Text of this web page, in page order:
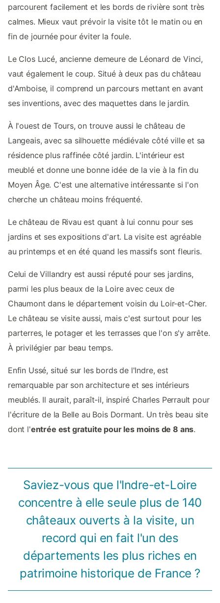
parcourent facilement et les bords de rivière sont très
calmes. Mieux vaut prévoir la visite tôt le matin ou en
fin de journée pour éviter la foule.
Le Clos Lucé, ancienne demeure de Léonard de Vinci,
vaut également le coup. Situé à deux pas du château
d'Amboise, il comprend un parcours mettant en avant
ses inventions, avec des maquettes dans le jardin.
À l'ouest de Tours, on trouve aussi le château de
Langeais, avec sa silhouette médiévale côté ville et sa
résidence plus raffinée côté jardin. L'intérieur est
meublé et donne une bonne idée de la vie à la fin du
Moyen Âge. C'est une alternative intéressante si l'on
cherche un château moins fréquenté.
Le château de Rivau est quant à lui connu pour ses
jardins et ses expositions d'art. La visite est agréable
au printemps et en été quand les massifs sont fleuris.
Celui de Villandry est aussi réputé pour ses jardins,
parmi les plus beaux de la Loire avec ceux de
Chaumont dans le département voisin du Loir-et-Cher.
Le château se visite aussi, mais c'est surtout pour les
parterres, le potager et les terrasses que l'on s'y arrête.
À privilégier par beau temps.
Enfin Ussé, situé sur les bords de l'Indre, est
remarquable par son architecture et ses intérieurs
meublés. Il aurait, paraît-il, inspiré Charles Perrault pour
l'écriture de la Belle au Bois Dormant. Un très beau site
dont l'entrée est gratuite pour les moins de 8 ans.
Saviez-vous que l'Indre-et-Loire
concentre à elle seule plus de 140
châteaux ouverts à la visite, un
record qui en fait l'un des
départements les plus riches en
patrimoine historique de France ?